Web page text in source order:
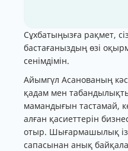
Сұхбатыңызға рақмет,
бастағаныздың өзі
сенімдімін.
Айымгүл Асанованың
қадам мен
мамандығын тастамай,
алған қасиеттерін
отыр. Шығармашылық
сапасынан анық